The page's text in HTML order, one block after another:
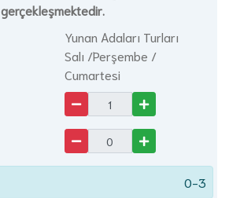
gerçekleşmektedir.
Yunan Adaları Turları
Salı /Perşembe /
Cumartesi
0-3